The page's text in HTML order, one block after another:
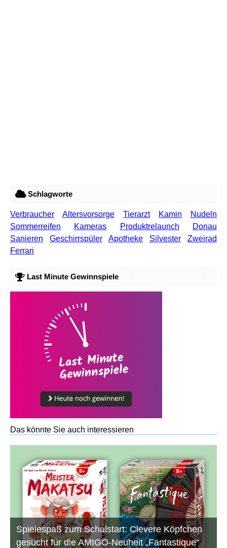
Schlagworte
Verbraucher Altersvorsorge Tierarzt Kamin
Nudeln
Sommerreifen
Kameras Produktrelaunch
Donau
Sanieren
Geschirrspüler Apotheke Silvester
Zweirad
Ferrari
Last Minute Gewinnspiele
Das könnte Sie auch interessieren
Spielespaß zum Schulstart: Clevere Köpfchen
gesucht für die AMIGO-Neuheit „Fantastique“